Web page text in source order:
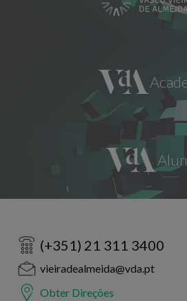
(+351) 21 311 3400
vieiradealmeida@vda.pt
Obter Direções